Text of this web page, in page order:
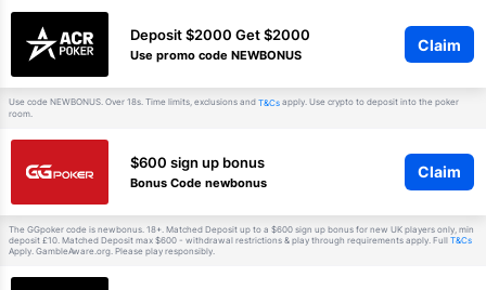
Deposit $2000 Get $2000
Use promo code NEWBONUS
Claim
Use code NEWBONUS. Over 18s. Time limits, exclusions and T&Cs apply. Use crypto to deposit into the poker
room.
$600 sign up bonus
Bonus Code newbonus
Claim
The GGpoker code is newbonus. 18+. Matched Deposit up to a $600 sign up bonus for new UK players only, min
deposit £10. Matched Deposit max $600 - withdrawal restrictions & play through requirements apply. Full T&Cs
Apply. GambleAware.org. Please play responsibly.